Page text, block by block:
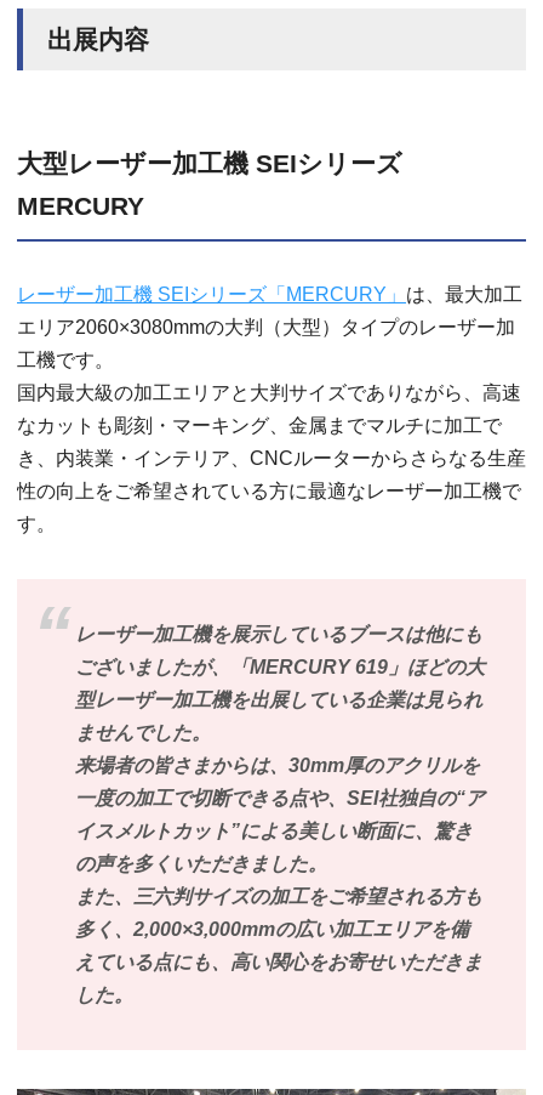
出展内容
大型レーザー加工機 SEIシリーズ
MERCURY
レーザー加工機 SEIシリーズ「MERCURY」 は、最大加工
エリア2060×3080mmの大判（大型）タイプのレーザー加
工機です。
国内最大級の加工エリアと大判サイズでありながら、高速
なカットも彫刻・マーキング、金属までマルチに加工で
き、内装業・インテリア、CNCルーターからさらなる生産
性の向上をご希望されている方に最適なレーザー加工機で
す。
レーザー加工機を展示しているブースは他にも
ございましたが、「MERCURY 619」ほどの大
型レーザー加工機を出展している企業は見られ
ませんでした。
来場者の皆さまからは、30mm厚のアクリルを
一度の加工で切断できる点や、SEI社独自の“ア
イスメルトカット”による美しい断面に、驚き
の声を多くいただきました。
また、三六判サイズの加工をご希望される方も
多く、2,000×3,000mmの広い加工エリアを備
えている点にも、高い関心をお寄せいただきま
した。